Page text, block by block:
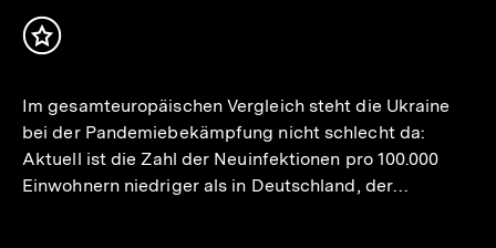
Inhalt
Im gesamteuropäischen Vergleich steht die Ukraine
bei der Pandemiebekämpfung nicht schlecht da:
Aktuell ist die Zahl der Neuinfektionen pro 100.000
Einwohnern niedriger als in Deutschland, der…